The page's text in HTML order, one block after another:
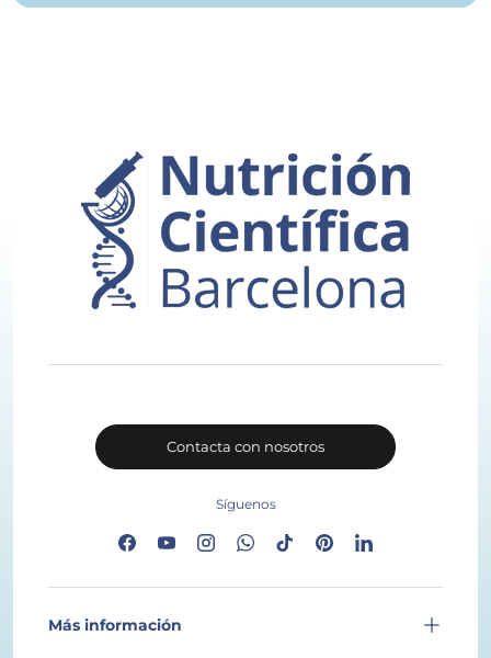
Contacta con nosotros
Síguenos
Facebook
YouTubeInstagram
WhatsApp
TikTokPinterestLinkedIn
Más información